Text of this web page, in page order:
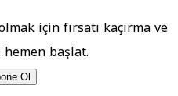
için fırsatı kaçırma ve
başlat.
Ol